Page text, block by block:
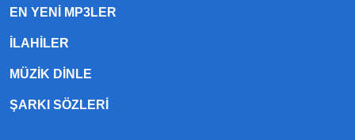
EN YENI MP3LER
ILAHILER
MÜZIK DINLE
ŞARKI SÖZLERI